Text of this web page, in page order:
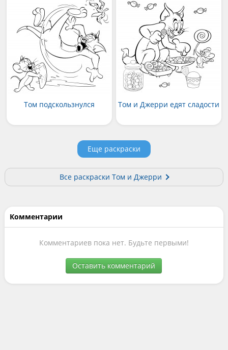
Том подскользнулся Том и Джерри едят сладости
Еще раскраски
Все раскраски Том и Джерри
Комментарии
Комментариев пока нет. Будьте первыми!
Оставить комментарий